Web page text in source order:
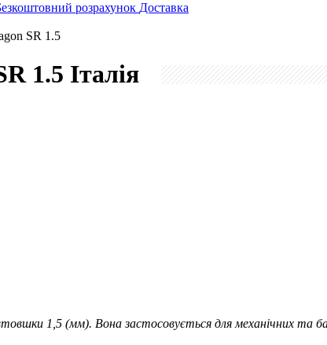
розрахунок Доставка
SR 1.5
1.5 Італія
1,5 (мм). Вона застосовується для механічних та